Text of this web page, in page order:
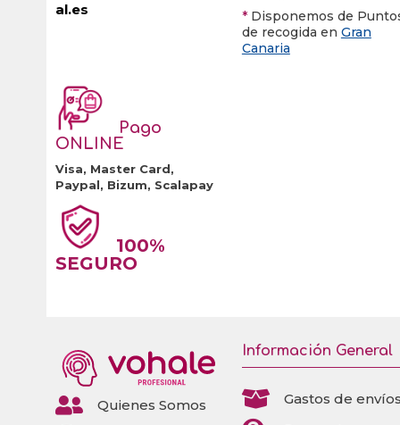
al.es
* Disponemos de
de recogida en Gran
Canaria
Pago
ONLINE
Visa, Master Card,
Paypal, Bizum, Scalapay
100%
SEGURO
 Quienes Somos
Información General
 Gastos de